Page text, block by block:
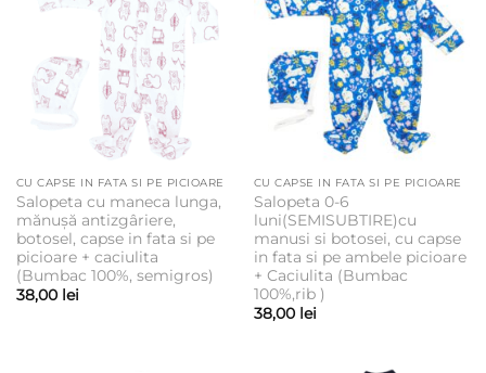
CU CAPSE IN FATA SI PE PICIOARE
Salopeta cu maneca lunga,
mănușă antizgâriere,
botosel, capse in fata si pe
picioare + caciulita
(Bumbac 100%, semigros)
38,00 lei
CU CAPSE IN FATA SI PE PICIOARE
Salopeta 0-6
luni(SEMISUBTIRE)cu
manusi si botosei, cu capse
in fata si pe ambele picioare
+ Caciulita (Bumbac
100%,rib )
38,00 lei